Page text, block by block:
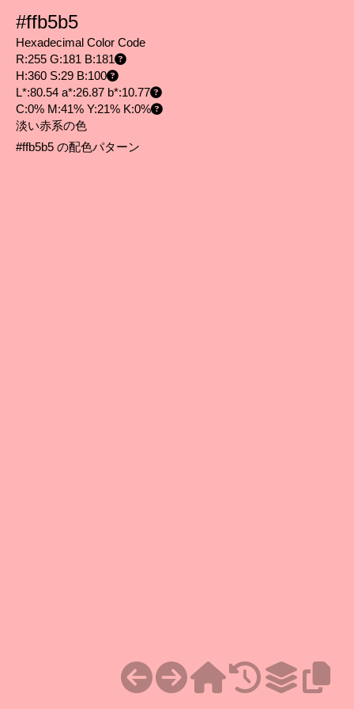
#ffb5b5
Hexadecimal Color Code
R:255 G:181 B:181
H:360 S:29 B:100
L*:80.54 a*:26.87 b*:10.77
C:0% M:41% Y:21% K:0%
淡い赤系の色
#ffb5b5 の配色パターン